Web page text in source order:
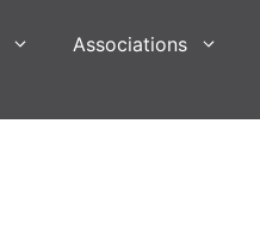
Associations